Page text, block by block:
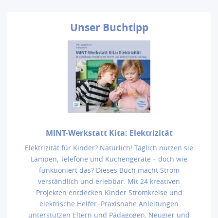
Unser Buchtipp
MINT-Werkstatt Kita: Elektrizität
Elektrizität für Kinder? Natürlich! Täglich nutzen sie
Lampen, Telefone und Küchengeräte – doch wie
funktioniert das? Dieses Buch macht Strom
verständlich und erlebbar. Mit 24 kreativen
Projekten entdecken Kinder Stromkreise und
elektrische Helfer. Praxisnahe Anleitungen
unterstützen Eltern und Pädagogen, Neugier und